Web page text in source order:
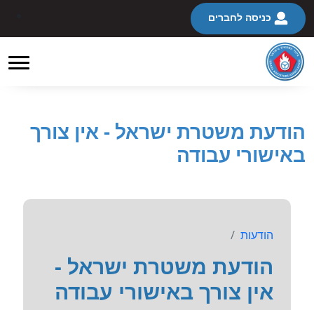
כניסה לחברים
הודעת משטרת ישראל - אין צורך
באישורי עבודה
הודעות
הודעת משטרת ישראל -
אין צורך באישורי עבודה